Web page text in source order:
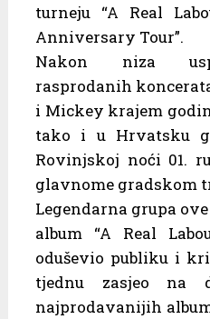
turneju “A Real
Anniversary Tour”.
Nakon niza
rasprodanih
i Mickey krajem
tako i u Hrvatsku
Rovinjskoj noći 01.
glavnome gradskom
Legendarna grupa
album “A Real
oduševio publiku i
tjednu zasjeo na
najprodavanijih